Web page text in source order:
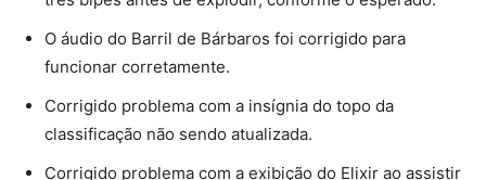
O áudio do Barril de Bárbaros foi corrigido para
funcionar corretamente.
Corrigido problema com a insígnia do topo da
classificação não sendo atualizada.
Corrigido problema com a exibição do Elixir ao assistir